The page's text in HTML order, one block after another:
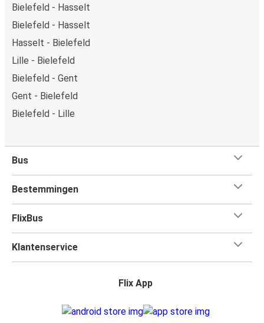
Bielefeld - Hasselt
Bielefeld - Hasselt
Hasselt - Bielefeld
Lille - Bielefeld
Bielefeld - Gent
Gent - Bielefeld
Bielefeld - Lille
Bus
Bestemmingen
FlixBus
Klantenservice
Flix App